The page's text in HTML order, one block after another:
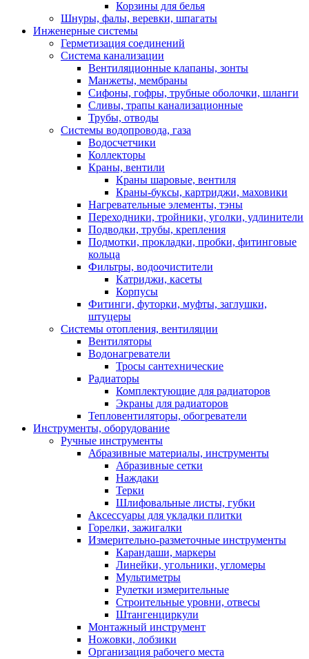
Корзины для белья
Шнуры, фалы, веревки, шпагаты
Инженерные системы
Герметизация соединений
Система канализации
Вентиляционные клапаны, зонты
Манжеты, мембраны
Сифоны, гофры, трубные оболочки, шланги
Сливы, трапы канализационные
Трубы, отводы
Системы водопровода, газа
Водосчетчики
Коллекторы
Краны, вентили
Краны шаровые, вентиля
Краны-буксы, картриджи, маховики
Нагревательные элементы, тэны
Переходники, тройники, уголки, удлинители
Подводки, трубы, крепления
Подмотки, прокладки, пробки, фитинговые
кольца
Фильтры, водоочистители
Катриджи, касеты
Корпусы
Фитинги, футорки, муфты, заглушки,
штуцеры
Системы отопления, вентиляции
Вентиляторы
Водонагреватели
Тросы сантехнические
Радиаторы
Комплектующие для радиаторов
Экраны для радиаторов
Тепловентиляторы, обогреватели
Инструменты, оборудование
Ручные инструменты
Абразивные материалы, инструменты
Абразивные сетки
Наждаки
Терки
Шлифовальные листы, губки
Аксессуары для укладки плитки
Горелки, зажигалки
Измерительно-разметочные инструменты
Карандаши, маркеры
Линейки, угольники, угломеры
Мультиметры
Рулетки измерительные
Строительные уровни, отвесы
Штангенциркули
Монтажный инструмент
Ножовки, лобзики
Организация рабочего места